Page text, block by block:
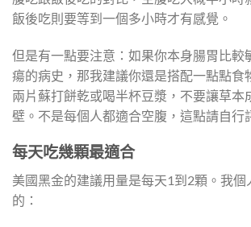
飯後吃則要等到一個多小時才有感覺。
但是有一點要注意：如果你本身腸胃比較
瘍的病史，那我建議你還是搭配一點點食
兩片蘇打餅乾或喝半杯豆漿，不要讓草本
壁。不是每個人都適合空腹，這點請自行
每天吃幾顆最適合
美國黑金的建議用量是每天1到2顆。我
的：